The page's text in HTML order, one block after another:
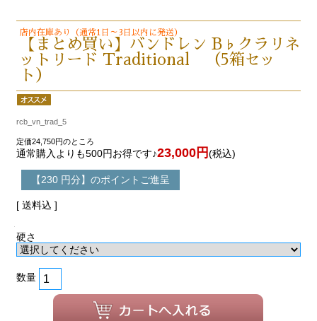
店内在庫あり（通常1日～3日以内に発送）
【まとめ買い】バンドレン B♭クラリネ
ットリード Traditional （5箱セッ
ト）
rcb_vn_trad_5
定価24,750円のところ
通常購入よりも500円お得です♪23,000円(税込)
【230 円分】のポイントご進呈
[ 送料込 ]
硬さ
数量